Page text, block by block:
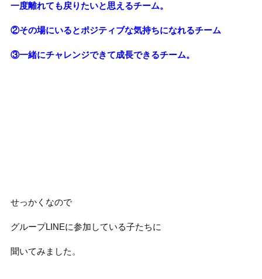
一度離れても戻りたいと思えるチーム。
②その場にいるとポジティブな気持ちになれるチーム
③一緒にチャレンジできて成長できるチーム。
せっかくなので
グループLINEに参加している子たちに
聞いてみました。